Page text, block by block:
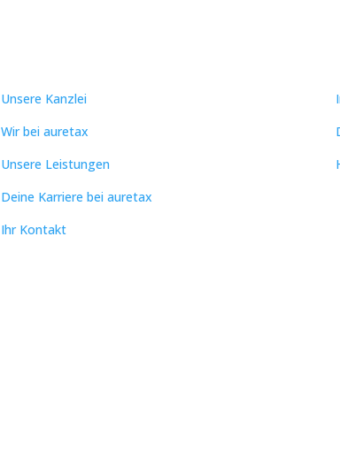
Unsere Kanzlei
Wir bei auretax
Unsere Leistungen
Deine Karriere bei auretax
Ihr Kontakt